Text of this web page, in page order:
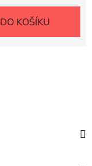
DO KOŠÍKU